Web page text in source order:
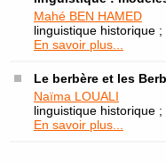
Mahé BEN HAMED
linguistique historique
En savoir plus...
Le berbère et les
Naïma LOUALI
linguistique historique
En savoir plus...